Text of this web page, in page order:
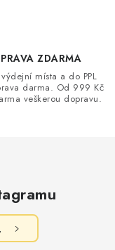
ZDARMA
výdejní místa a do PPL
darma. Od 999 Kč
veškerou dopravu.